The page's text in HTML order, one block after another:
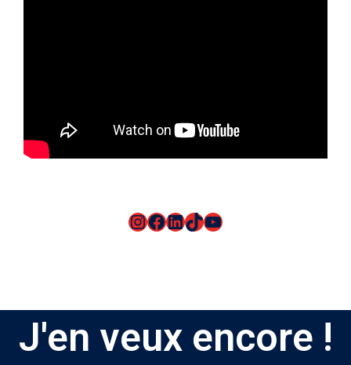
J'en veux encore !